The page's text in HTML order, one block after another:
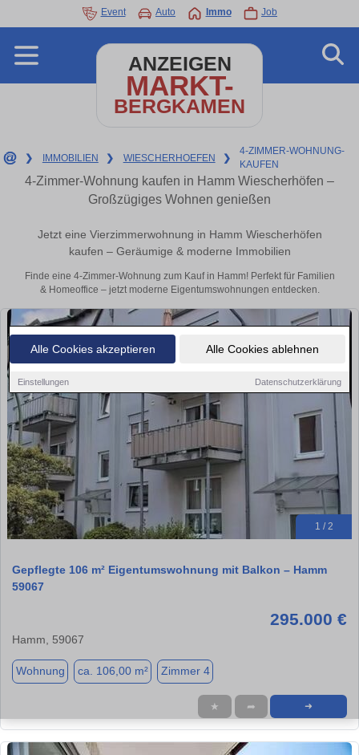
Alle Cookies akzeptieren Alle Cookies ablehnen
Einstellungen Datenschutzerklärung
Event Auto Immo Job
ANZEIGEN
MARKT-
BERGKAMEN
❯ IMMOBILIEN ❯ WIESCHERHOEFEN ❯
4-ZIMMER-WOHNUNG-
KAUFEN
4-Zimmer-Wohnung kaufen in Hamm Wiescherhöfen –
Großzügiges Wohnen genießen
Jetzt eine Vierzimmerwohnung in Hamm Wiescherhöfen
kaufen – Geräumige & moderne Immobilien
Finde eine 4-Zimmer-Wohnung zum Kauf in Hamm! Perfekt für Familien
& Homeoffice – jetzt moderne Eigentumswohnungen entdecken.
1 / 2
Gepflegte 106 m² Eigentumswohnung mit Balkon – Hamm
59067
295.000 €
Hamm, 59067
Wohnung ca. 106,00 m² Zimmer 4
★ ➦ ➜